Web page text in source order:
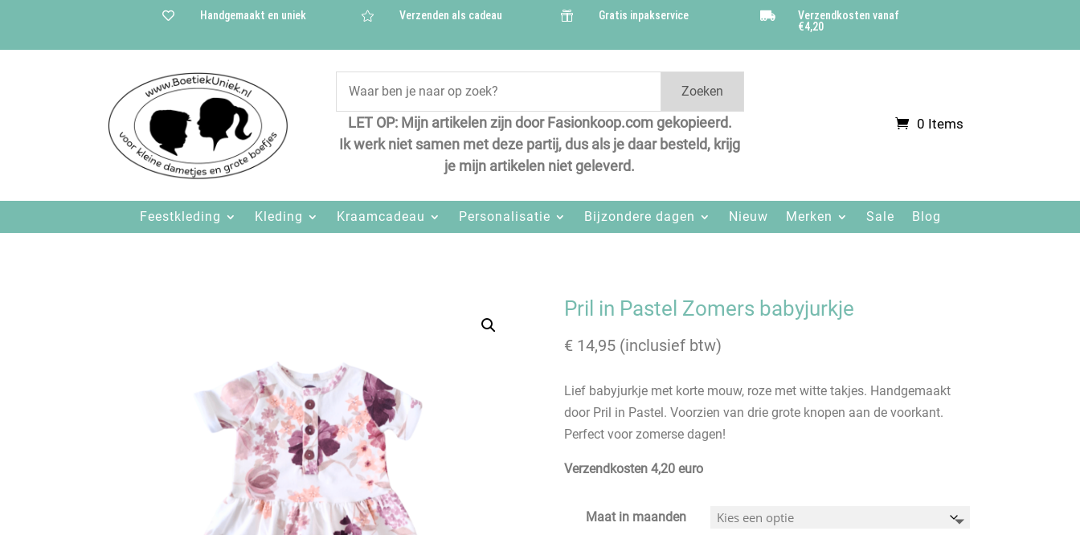
 Handgemaakt en uniek  Verzenden als cadeau  Gratis inpakservice 
Verzendkosten vanaf
€4,20
Zoeken
LET OP: Mijn artikelen zijn door Fasionkoop.com gekopieerd.
Ik werk niet samen met deze partij, dus als je daar besteld, krijg
je mijn artikelen niet geleverd.
0 Items
Feestkleding Kleding Kraamcadeau Personalisatie Bijzondere dagen Nieuw Merken Sale Blog
Pril in Pastel Zomers babyjurkje
€ 14,95 (inclusief btw)
Lief babyjurkje met korte mouw, roze met witte takjes. Handgemaakt
door Pril in Pastel. Voorzien van drie grote knopen aan de voorkant.
Perfect voor zomerse dagen!
Verzendkosten 4,20 euro
Maat in maanden